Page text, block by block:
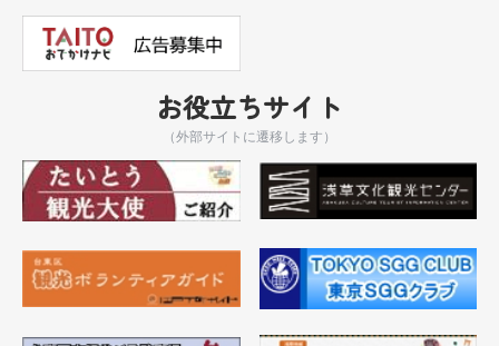
お役立ちサイト
（外部サイトに遷移します）